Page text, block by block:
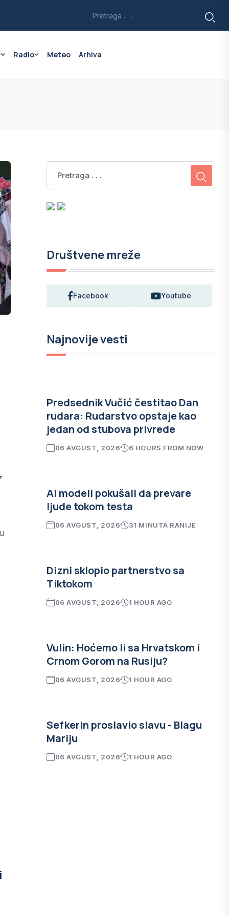
Radio Meteo Arhiva
Društvene mreže
Facebook Youtube
Najnovije vesti
Predsednik Vučić čestitao Dan
rudara: Rudarstvo opstaje kao
jedan od stubova privrede
06 AVGUST, 2026 6 HOURS FROM NOW
AI modeli pokušali da prevare
ljude tokom testa
06 AVGUST, 2026 31 MINUTA RANIJE
Dizni sklopio partnerstvo sa
Tiktokom
06 AVGUST, 2026 1 HOUR AGO
Vulin: Hoćemo li sa Hrvatskom i
Crnom Gorom na Rusiju?
06 AVGUST, 2026 1 HOUR AGO
Sefkerin proslavio slavu - Blagu
Mariju
06 AVGUST, 2026 1 HOUR AGO